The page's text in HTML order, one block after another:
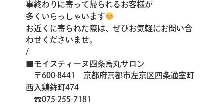
事終わりに寄って帰られるお客様が
多くいらっしゃいます
お近くに寄られた際は、ぜひお気軽にお問い合
わせくださいませ。
/
■モイスティーヌ四条烏丸サロン
〒600-8441 京都府京都市左京区四条通室町
西入鶏鉾町474
☎075-255-7181